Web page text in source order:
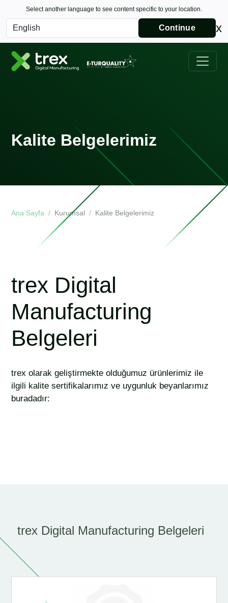
Select another language to see content specific to your location.
Continue x
Kalite Belgelerimiz
Ana Sayfa Kurumsal Kalite Belgelerimiz
trex Digital
Manufacturing
Belgeleri
trex olarak geliştirmekte olduğumuz ürünlerimiz ile
ilgili kalite sertifikalarımız ve uygunluk beyanlarımız
buradadır:
trex Digital Manufacturing Belgeleri